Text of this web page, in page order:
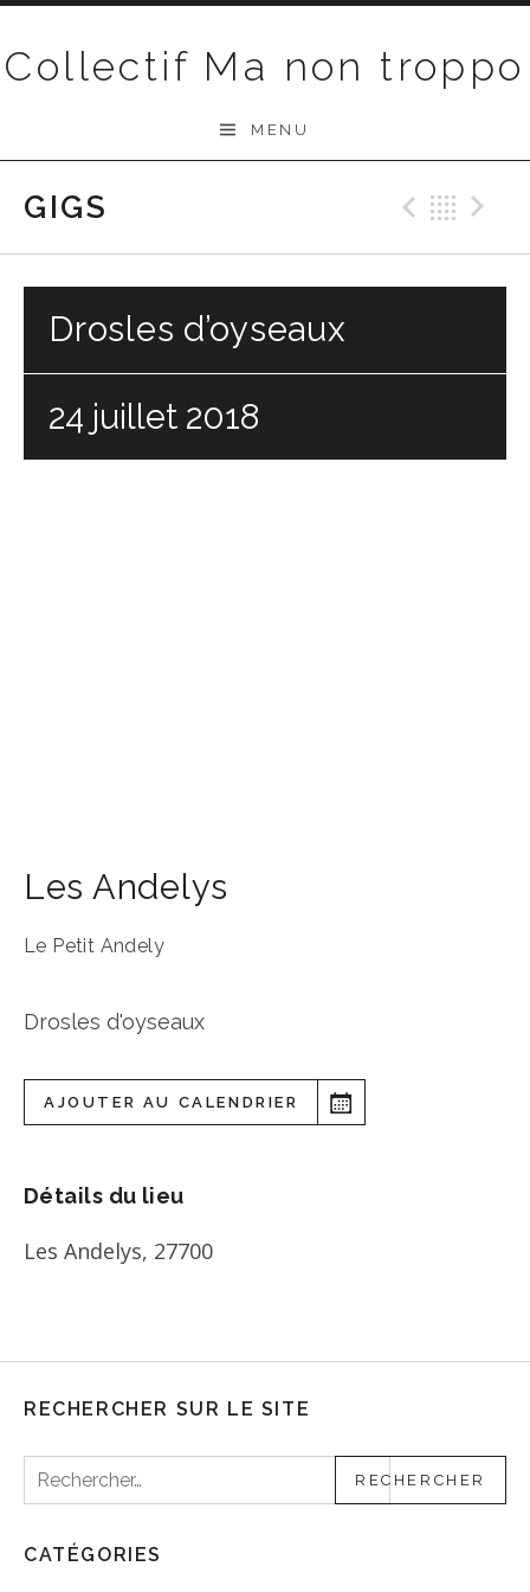
Collectif Ma non troppo
MENU
GIGS
Drosles d’oyseaux
24 juillet 2018
Les Andelys
Le Petit Andely
Drosles d'oyseaux
AJOUTER AU CALENDRIER
Détails du lieu
Les Andelys, 27700
RECHERCHER SUR LE SITE
Rechercher :
CATÉGORIES